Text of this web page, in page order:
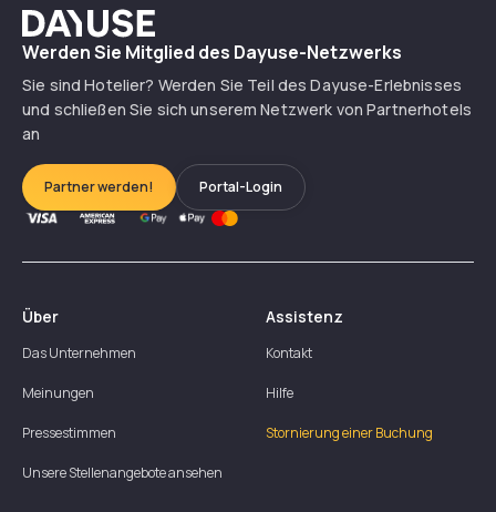
Dayuse
Werden Sie Mitglied des Dayuse-Netzwerks
Sie sind Hotelier? Werden Sie Teil des Dayuse-Erlebnisses
und schließen Sie sich unserem Netzwerk von Partnerhotels
an
Partner werden! Portal-Login
Über
Das Unternehmen
Meinungen
Pressestimmen
Unsere Stellenangebote ansehen
Assistenz
Kontakt
Hilfe
Stornierung einer Buchung